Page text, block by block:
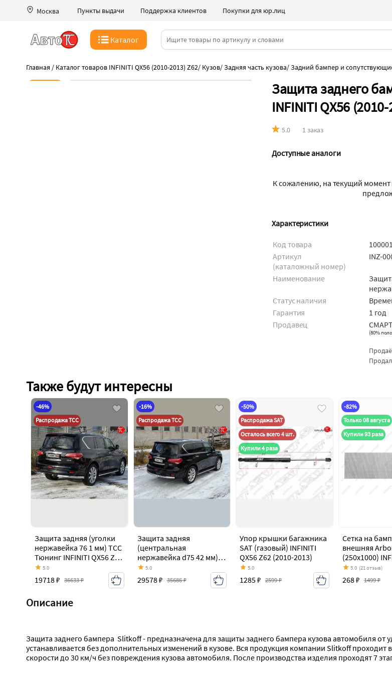
Москва Пункты выдачи Поддержка клиентов Покупки для юр.лиц
Каталог
Главная / Каталог товаров INFINITI QX56 (2010-2013) Z62/ Кузов/Задняя часть кузова/Задний бампер и
Защита заднего
INFINITI QX56
5.0 1 заказ
Доступные аналоги
К сожалению, на текущий момент
Характеристики
Код товара
Артикул
(каталожный номер)
INZ-
Наименование
Статус наличия
Гарантия
1 год
Продавец
(80%
Также будут интересны
-46%
Распродажа ТСС
Защита задняя (уголки
нержавейка 76 1 мм) ТСС
Тюнинг INFINITI QX56 Z62
(2010-2013)
5.0
19718 ₽ 36633 ₽
-16%
Распродажа ТСС
Защита задняя
(центральная
нержавейка d75 42 мм)
ТСС Тюнинг INFINITI QX56
Z62 (2010-2013)
5.0
29578 ₽ 35686 ₽
-50%
Распродажа SAT
Осталось всего 4 шт.
Купили 4 раза
Упор крышки багажника
SAT (газовый) INFINITI
QX56 Z62 (2010-2013)
5.0
1285 ₽ 2599 ₽
-82%
Только 08 августа
Купили 93 раза
Сетка на
внешняя
(250х1000)
Z62 (2010-2013)
5.0 (21 отзыв)
268 ₽ 1499 ₽
Описание
Защита заднего бампера  Slitkoff - предназначена для защиты заднего бампера кузова автомобиля
устанавливается без дополнительных изменений в кузове. Вся продукция компании Slitkoff